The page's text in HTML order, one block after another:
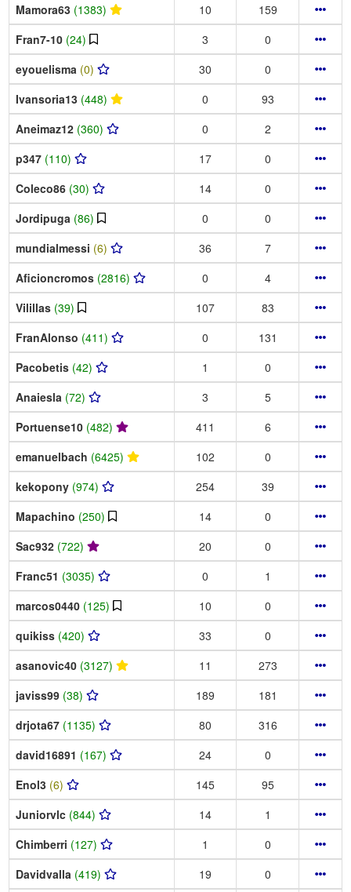
Mamora63 (1383) 10
159
Fran7-10 (24) 3
0
eyouelisma (0) 30
0
Ivansoria13 (448) 0
93
Aneimaz12 (360) 0
2
p347 (110) 17
0
Coleco86 (30) 14
0
Jordipuga (86) 0
0
mundialmessi (6) 36
7
Aficioncromos (2816) 0
4
Vilillas (39) 107
83
FranAlonso (411) 0
131
Pacobetis (42) 1
0
Anaiesla (72) 3
5
Portuense10 (482) 411
6
emanuelbach (6425) 102
0
kekopony (974) 254
39
Mapachino (250) 14
0
Sac932 (722) 20
0
Franc51 (3035) 0
1
marcos0440 (125) 10
0
quikiss (420) 33
0
asanovic40 (3127) 11
273
javiss99 (38) 189
181
drjota67 (1135) 80
316
david16891 (167) 24
0
Enol3 (6) 145
95
Juniorvlc (844) 14
1
Chimberri (127) 1
0
Davidvalla (419) 19 0